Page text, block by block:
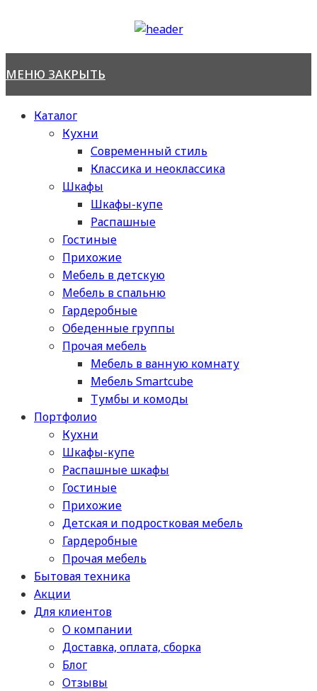
МЕНЮ ЗАКРЫТЬ
Каталог
Кухни
Современный стиль
Классика и неоклассика
Шкафы
Шкафы-купе
Распашные
Гостиные
Прихожие
Мебель в детскую
Мебель в спальню
Гардеробные
Обеденные группы
Прочая мебель
Мебель в ванную комнату
Мебель Smartcube
Тумбы и комоды
Портфолио
Кухни
Шкафы-купе
Распашные шкафы
Гостиные
Прихожие
Детская и подростковая мебель
Гардеробные
Прочая мебель
Бытовая техника
Акции
Для клиентов
О компании
Доставка, оплата, сборка
Блог
Отзывы